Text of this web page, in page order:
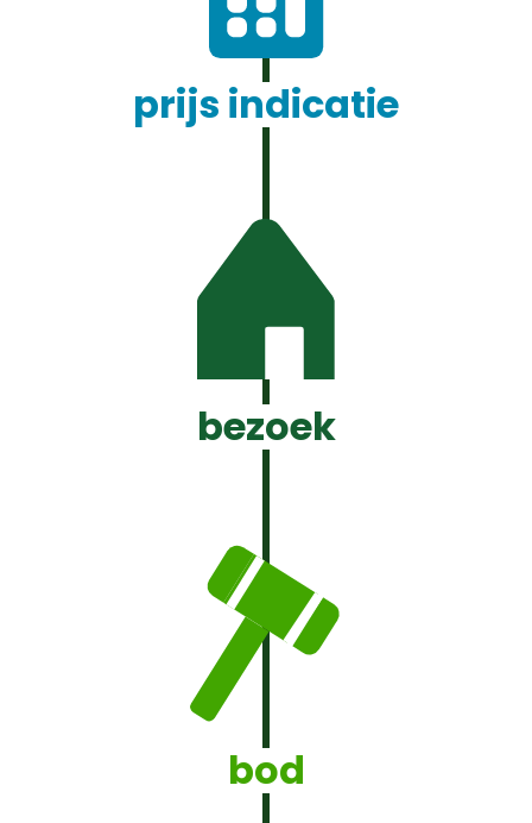
prijs indicatie
bezoek
bod